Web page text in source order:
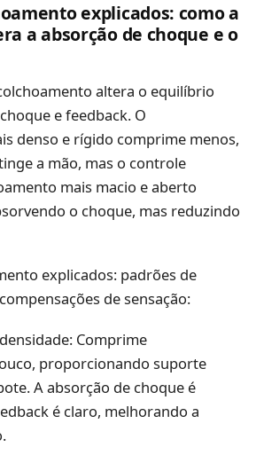
explicados: como a
a absorção de choque e o
altera o equilíbrio
e feedback. O
denso e rígido comprime menos,
a mão, mas o controle
mais macio e aberto
o choque, mas reduzindo
explicados: padrões de
de sensação:
Comprime
proporcionando suporte
A absorção de choque é
é claro, melhorando a